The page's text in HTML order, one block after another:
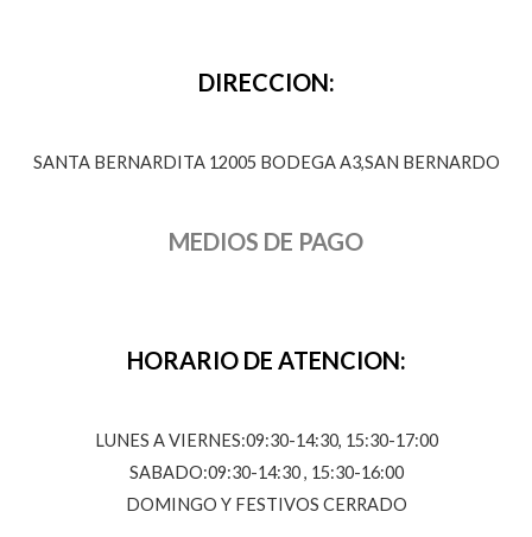
DIRECCION:
SANTA BERNARDITA 12005 BODEGA A3,SAN BERNARDO
MEDIOS DE PAGO
HORARIO DE ATENCION:
LUNES A VIERNES:09:30-14:30, 15:30-17:00
SABADO:09:30-14:30 , 15:30-16:00
DOMINGO Y FESTIVOS CERRADO